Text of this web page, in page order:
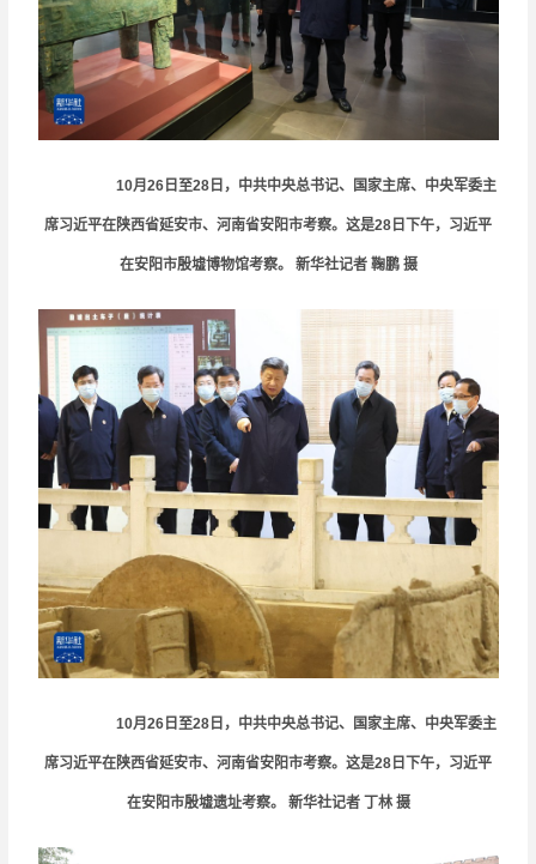
10月26日至28日，中共中央总书记、国家主席、中央军委主
席习近平在陕西省延安市、河南省安阳市考察。这是28日下午，习近平
在安阳市殷墟博物馆考察。 新华社记者 鞠鹏 摄
10月26日至28日，中共中央总书记、国家主席、中央军委主
席习近平在陕西省延安市、河南省安阳市考察。这是28日下午，习近平
在安阳市殷墟遗址考察。 新华社记者 丁林 摄